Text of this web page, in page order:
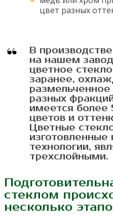
цвет разных
В
на нашем
цветное
заранее,
разных
имеется более
цветов и
Цветные
технологии,
трехслойными.
стеклом
несколько